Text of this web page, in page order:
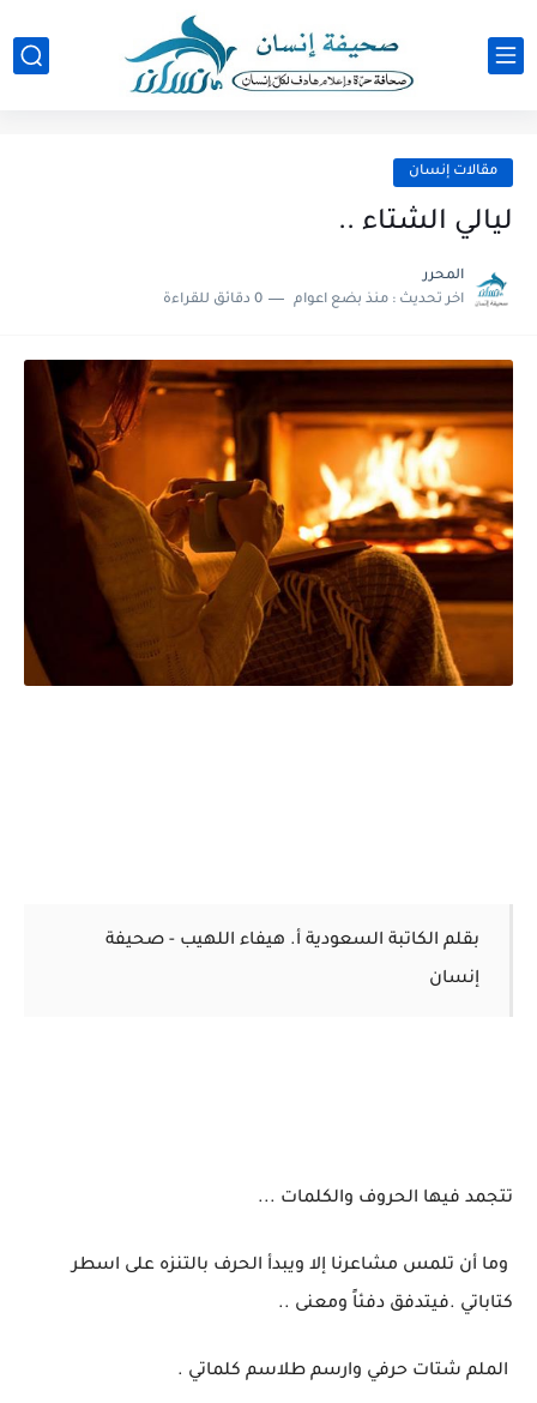
مقالات إنسان
‏ليالي الشتاء ..
المحرر
اخر تحديث : منذ بضع اعوام 0 دقائق للقراءة
بقلم الكاتبة السعودية أ. هيفاء اللهيب - صحيفة
إنسان
تتجمد فيها الحروف والكلمات ...
‏ وما أن تلمس مشاعرنا إلا ويبدأ الحرف بالتنزه على اسطر
كتاباتي .فيتدفق دفئاً ومعنى ..
‏ الملم شتات حرفي وارسم طلاسم كلماتي .